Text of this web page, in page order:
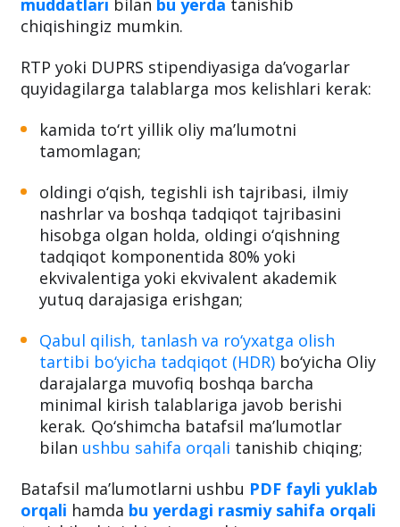
yo‘nalishga ko‘ra o‘zgaradi. Shu sababli
muddatlaribilanbu yerdatanishib
chiqishingiz mumkin.
RTP yoki DUPRS stipendiyasiga da’vogarlar
quyidagilarga talablarga mos kelishlari kerak:
kamida to‘rt yillik oliy ma’lumotni
tamomlagan;
oldingi o‘qish, tegishli ish tajribasi, ilmiy
nashrlar va boshqa tadqiqot tajribasini
hisobga olgan holda, oldingi o‘qishning
ekvivalentiga yoki ekvivalent akademik
yutuq darajasiga erishgan;
Qabul qilish, tanlash va ro‘yxatga olish
tartibi bo‘yicha tadqiqot (HDR)bo‘yicha Oliy
darajalarga muvofiq boshqa barcha
kerak .Qo‘shimcha batafsil ma’lumotlar
bilanushbu sahifa orqalitanishib chiqing;